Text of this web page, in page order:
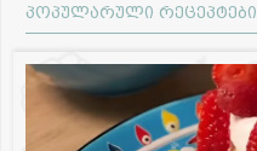
პოპულარული რეცეპტები